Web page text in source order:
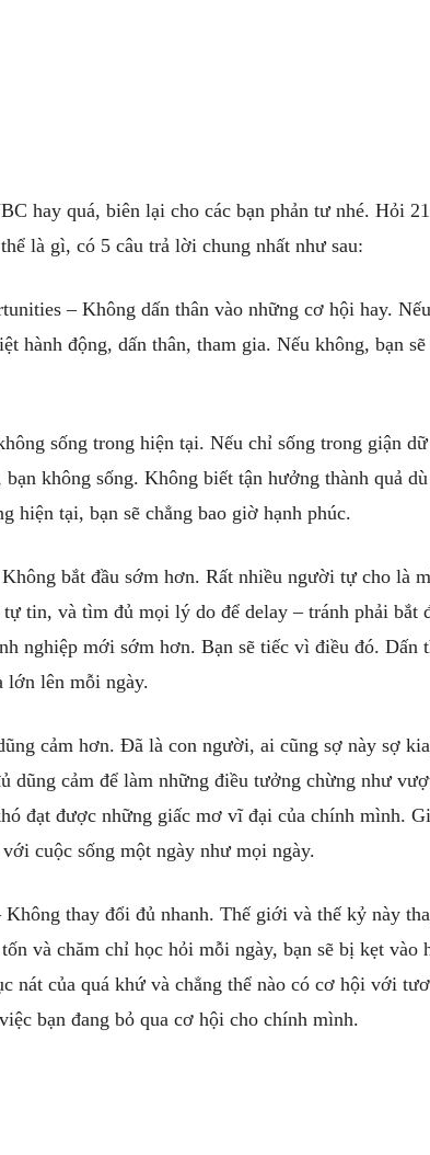
hay quá, biên lại cho các bạn phản tư nhé. Hỏi
là gì, có 5 câu trả lời chung nhất như sau:
– Không dấn thân vào những cơ hội hay.
hành động, dấn thân, tham gia. Nếu không, bạn
sống trong hiện tại. Nếu chỉ sống trong giận dữ
không sống. Không biết tận hưởng thành quả
hiện tại, bạn sẽ chẳng bao giờ hạnh phúc.
bắt đầu sớm hơn. Rất nhiều người tự cho là
tin, và tìm đủ mọi lý do để delay – tránh phải bắt
nghiệp mới sớm hơn. Bạn sẽ tiếc vì điều đó. Dấn
lớn lên mỗi ngày.
cảm hơn. Đã là con người, ai cũng sợ này sợ
dũng cảm để làm những điều tưởng chừng như
đạt được những giấc mơ vĩ đại của chính mình.
cuộc sống một ngày như mọi ngày.
Không thay đổi đủ nhanh. Thế giới và thế kỷ này
và chăm chỉ học hỏi mỗi ngày, bạn sẽ bị kẹt vào
nát của quá khứ và chẳng thể nào có cơ hội với
bạn đang bỏ qua cơ hội cho chính mình.